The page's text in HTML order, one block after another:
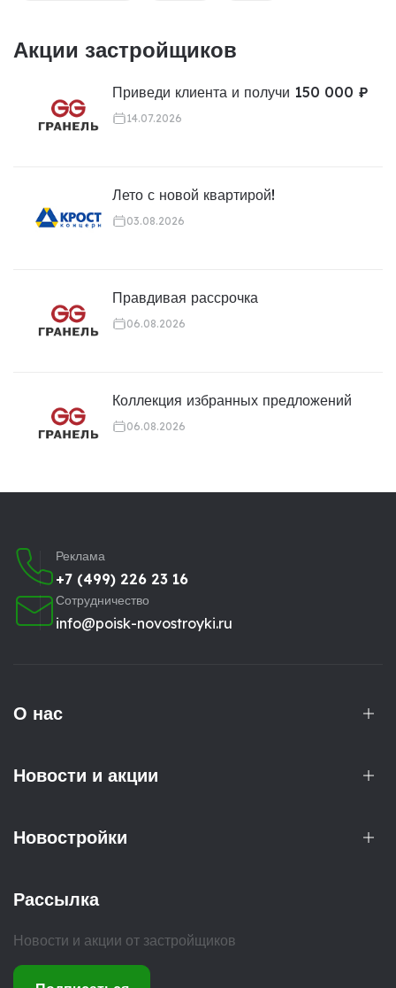
Акции застройщиков
Приведи клиента и получи 150 000 ₽
14.07.2026
Лето с новой квартирой!
03.08.2026
Правдивая рассрочка
06.08.2026
Коллекция избранных предложений
06.08.2026
Реклама
+7 (499) 226 23 16
Сотрудничество
info@poisk-novostroyki.ru
О нас
Новости и акции
Новостройки
Рассылка
Новости и акции от застройщиков